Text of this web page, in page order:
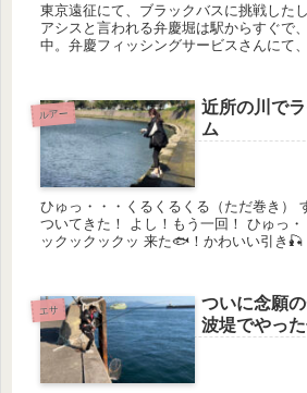
東京遠征にて、ブラックバスに挑戦した
アシスと言われる弁慶堀は駅からすぐで
中。弁慶フィッシングサービスさんにて
ルアー
近所の川で
ム
ひゅっ・・・くるくるくる（ただ巻き）
ついてきた！ よし！もう一回！ ひゅっ
ックックックッ 来た🐟！かわいい引き🎣
エサ
ついに念願
波堤でやった